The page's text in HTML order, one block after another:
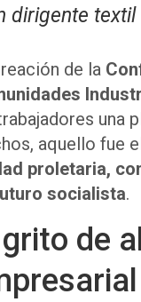
dirigente
de la
una
aquello fue
proletaria,
socialista.
grito de